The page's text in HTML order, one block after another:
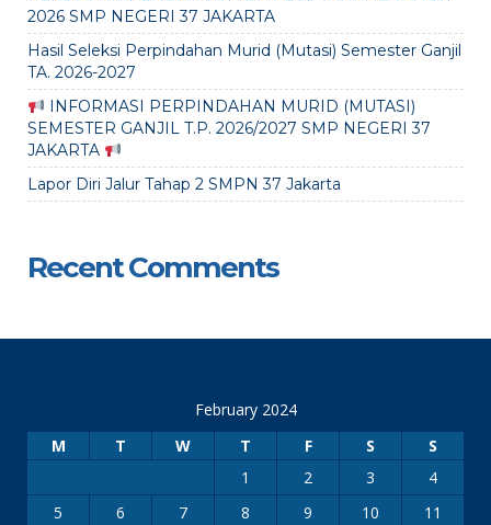
2026 SMP NEGERI 37 JAKARTA
Hasil Seleksi Perpindahan Murid (Mutasi) Semester Ganjil
TA. 2026-2027
INFORMASI PERPINDAHAN MURID (MUTASI)
SEMESTER GANJIL T.P. 2026/2027 SMP NEGERI 37
JAKARTA
Lapor Diri Jalur Tahap 2 SMPN 37 Jakarta
Recent Comments
February 2024
M
T W T F S
S
1
2 3
4
5
6 7 8 9 10 11